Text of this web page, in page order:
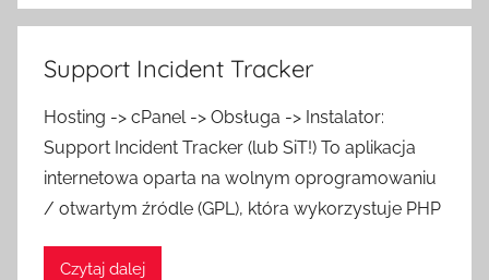
Support Incident Tracker
Hosting -> cPanel -> Obsługa -> Instalator:
Support Incident Tracker (lub SiT!) To aplikacja
internetowa oparta na wolnym oprogramowaniu
/ otwartym źródle (GPL), która wykorzystuje PHP
Czytaj dalej